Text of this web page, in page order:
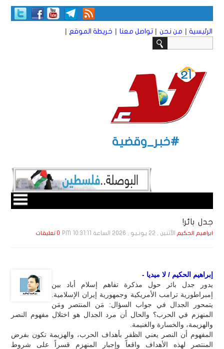
الرئيسية | من نحن | تواصل معنا | خريطة الموقع |
#خبر_وقضية
جدل بائر!
ابراهيم الحكيم الأثنين , 22 يـونـيـو , 2026 الساعة 10:31:11 PM 0 تعليقات
إبراهيم الحكيم / لا ميديا -
يدور جدل بائر حول مذكرة تفاهم إسلام أباد بين
إمبراطورية ترامب الأمريكية وجمهورية إيران الإسلامية.
يتمحور الجدال في جواب السؤال: مَن المنتصر ومَن
المنهزم في الحرب؟ والحال أن مرد الجدال هو اختلال مفهوم النصر
والهزيمة، والخسارة والغنيمة.
المفهوم أن النصر يعني الظفر بأهداف الحرب، والهزيمة تكون بفرض
المنتصر لهذه الأهداف واقعاً وإجبار المنهزم قسراً على شروط